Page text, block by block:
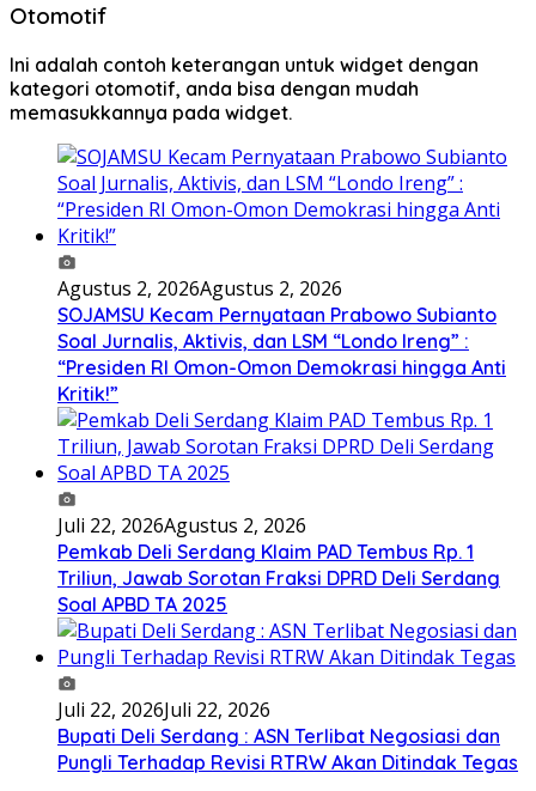
Otomotif
Ini adalah contoh keterangan untuk widget dengan
kategori otomotif, anda bisa dengan mudah
memasukkannya pada widget.
Agustus 2, 2026Agustus 2, 2026
SOJAMSU Kecam Pernyataan Prabowo Subianto
Soal Jurnalis, Aktivis, dan LSM “Londo Ireng” :
“Presiden RI Omon-Omon Demokrasi hingga Anti
Kritik!”
Juli 22, 2026Agustus 2, 2026
Pemkab Deli Serdang Klaim PAD Tembus Rp. 1
Triliun, Jawab Sorotan Fraksi DPRD Deli Serdang
Soal APBD TA 2025
Juli 22, 2026Juli 22, 2026
Bupati Deli Serdang : ASN Terlibat Negosiasi dan
Pungli Terhadap Revisi RTRW Akan Ditindak Tegas